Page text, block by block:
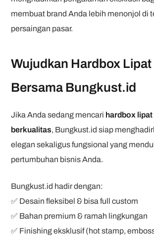
membuat brand Anda lebih menonjol di
persaingan pasar.
Wujudkan Hardbox
Bersama Bungkust.id
Jika Anda sedang mencari hardbox
berkualitas, Bungkust.id siap
elegan sekaligus fungsional yang
pertumbuhan bisnis Anda.
Bungkust.id hadir dengan:
✅ Desain fleksibel & bisa full custom
✅ Bahan premium & ramah lingkungan
✅ Finishing eksklusif (hot stamp,